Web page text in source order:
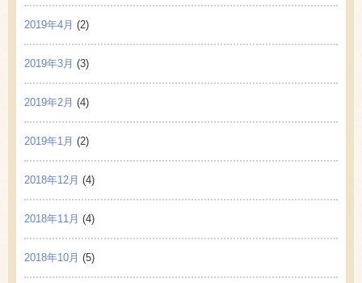
2019年4月 (2)
2019年3月 (3)
2019年2月 (4)
2019年1月 (2)
2018年12月 (4)
2018年11月 (4)
2018年10月 (5)